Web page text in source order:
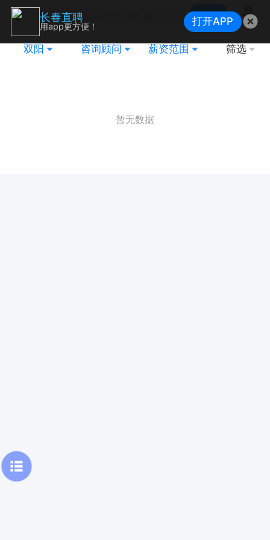
搜索
地图
双阳 咨询顾问 薪资范围 筛选
暂无数据
长春直聘
用app更方便！ 打开APP